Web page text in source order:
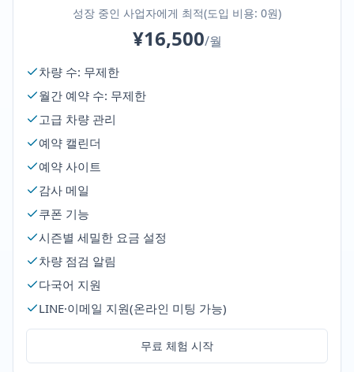
성장 중인 사업자에게 최적(도입 비용: 0원)
¥16,500/월
차량 수: 무제한
월간 예약 수: 무제한
고급 차량 관리
예약 캘린더
예약 사이트
감사 메일
쿠폰 기능
시즌별 세밀한 요금 설정
차량 점검 알림
다국어 지원
LINE·이메일 지원(온라인 미팅 가능)
무료 체험 시작